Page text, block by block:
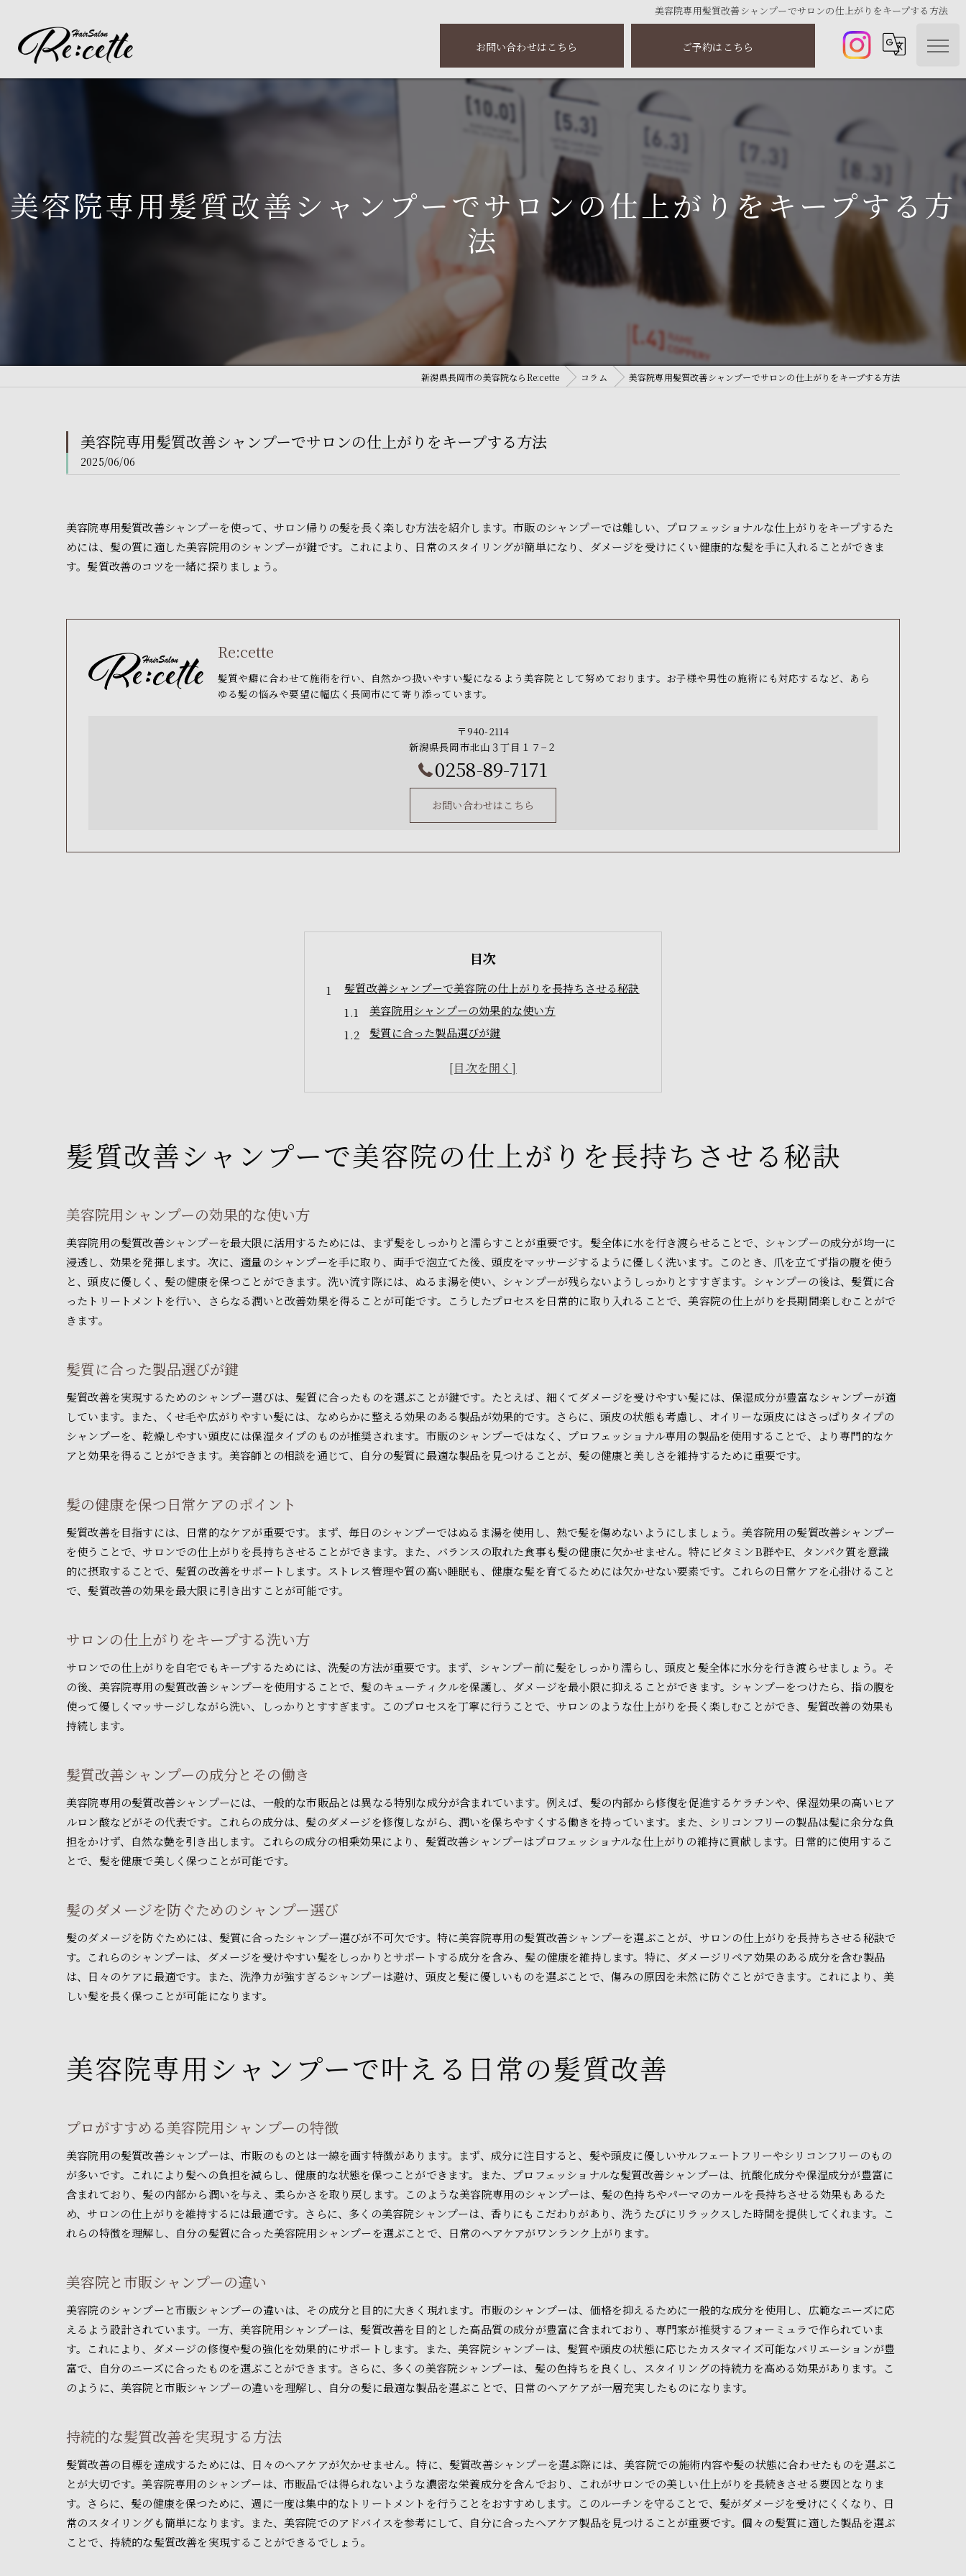
美容院専用髪質改善シャンプーでサロンの仕上がりをキープする方法
お問い合わせはこちら ご予約はこちら
美容院専用髪質改善シャンプーでサロンの仕上がりをキープする方
法
新潟県長岡市の美容院ならRe:cette コラム 美容院専用髪質改善シャンプーでサロンの仕上がりをキープする方法
美容院専用髪質改善シャンプーでサロンの仕上がりをキープする方法
2025/06/06
美容院専用髪質改善シャンプーを使って、サロン帰りの髪を長く楽しむ方法を紹介します。市販のシャンプーでは難しい、プロフェッショナルな仕上がりをキープするた
めには、髪の質に適した美容院用のシャンプーが鍵です。これにより、日常のスタイリングが簡単になり、ダメージを受けにくい健康的な髪を手に入れることができま
す。髪質改善のコツを一緒に探りましょう。
Re:cette
髪質や癖に合わせて施術を行い、自然かつ扱いやすい髪になるよう美容院として努めております。お子様や男性の施術にも対応するなど、あら
ゆる髪の悩みや要望に幅広く長岡市にて寄り添っています。
〒940-2114
新潟県長岡市北山３丁目１７−２
0258-89-7171
お問い合わせはこちら
目次
髪質改善シャンプーで美容院の仕上がりを長持ちさせる秘訣
美容院用シャンプーの効果的な使い方
髪質に合った製品選びが鍵
サロンの仕上がりをキープする洗い方
美容院専用シャンプーで叶える日常の髪質改善
プロがすすめる美容院用シャンプーの特徴
使用頻度と効果的なタイミング
美容院の仕上がりを自宅で再現するために
髪質改善シャンプーでプロの仕上がりを自宅でも再現
シャンプーとトリートメントの組み合わせ
自宅ケアでサロン級の仕上がりを目指す
シャンプー後のヘアケアが鍵
美容院専用の髪質改善シャンプーがもたらす健康的な髪とは
美容院用シャンプーの持続効果
髪の強さとツヤを保つために
美容院用シャンプーがもたらすスタイリングの持続力
髪のまとまりとスタイルの保持力
髪質別おすすめシャンプー一覧
プロが選ぶシャンプーの基準
美容院でのケアを持続させるためのテクニック
髪質改善シャンプーが叶える自宅ケア
日常的なヘアケアで美髪を保つために
髪質改善を効果的にする美容院専用シャンプーの使い方
効果的な洗い方で髪質改善を促進
美容院用シャンプーの正しい選び方
髪に優しいシャンプーを活用したケア
髪質改善シャンプーで美容院の仕上がりを長持ちさせる秘訣
美容院用シャンプーの効果的な使い方
美容院用の髪質改善シャンプーを最大限に活用するためには、まず髪をしっかりと濡らすことが重要です。髪全体に水を行き渡らせることで、シャンプーの成分が均一に
浸透し、効果を発揮します。次に、適量のシャンプーを手に取り、両手で泡立てた後、頭皮をマッサージするように優しく洗います。このとき、爪を立てず指の腹を使う
と、頭皮に優しく、髪の健康を保つことができます。洗い流す際には、ぬるま湯を使い、シャンプーが残らないようしっかりとすすぎます。シャンプーの後は、髪質に合
ったトリートメントを行い、さらなる潤いと改善効果を得ることが可能です。こうしたプロセスを日常的に取り入れることで、美容院の仕上がりを長期間楽しむことがで
きます。
髪質に合った製品選びが鍵
髪質改善を実現するためのシャンプー選びは、髪質に合ったものを選ぶことが鍵です。たとえば、細くてダメージを受けやすい髪には、保湿成分が豊富なシャンプーが適
しています。また、くせ毛や広がりやすい髪には、なめらかに整える効果のある製品が効果的です。さらに、頭皮の状態も考慮し、オイリーな頭皮にはさっぱりタイプの
シャンプーを、乾燥しやすい頭皮には保湿タイプのものが推奨されます。市販のシャンプーではなく、プロフェッショナル専用の製品を使用することで、より専門的なケ
アと効果を得ることができます。美容師との相談を通じて、自分の髪質に最適な製品を見つけることが、髪の健康と美しさを維持するために重要です。
髪の健康を保つ日常ケアのポイント
髪質改善を目指すには、日常的なケアが重要です。まず、毎日のシャンプーではぬるま湯を使用し、熱で髪を傷めないようにしましょう。美容院用の髪質改善シャンプー
を使うことで、サロンでの仕上がりを長持ちさせることができます。また、バランスの取れた食事も髪の健康に欠かせません。特にビタミンB群やE、タンパク質を意識
的に摂取することで、髪質の改善をサポートします。ストレス管理や質の高い睡眠も、健康な髪を育てるためには欠かせない要素です。これらの日常ケアを心掛けること
で、髪質改善の効果を最大限に引き出すことが可能です。
サロンの仕上がりをキープする洗い方
サロンでの仕上がりを自宅でもキープするためには、洗髪の方法が重要です。まず、シャンプー前に髪をしっかり濡らし、頭皮と髪全体に水分を行き渡らせましょう。そ
の後、美容院専用の髪質改善シャンプーを使用することで、髪のキューティクルを保護し、ダメージを最小限に抑えることができます。シャンプーをつけたら、指の腹を
使って優しくマッサージしながら洗い、しっかりとすすぎます。このプロセスを丁寧に行うことで、サロンのような仕上がりを長く楽しむことができ、髪質改善の効果も
持続します。
髪質改善シャンプーの成分とその働き
美容院専用の髪質改善シャンプーには、一般的な市販品とは異なる特別な成分が含まれています。例えば、髪の内部から修復を促進するケラチンや、保湿効果の高いヒア
ルロン酸などがその代表です。これらの成分は、髪のダメージを修復しながら、潤いを保ちやすくする働きを持っています。また、シリコンフリーの製品は髪に余分な負
担をかけず、自然な艶を引き出します。これらの成分の相乗効果により、髪質改善シャンプーはプロフェッショナルな仕上がりの維持に貢献します。日常的に使用するこ
とで、髪を健康で美しく保つことが可能です。
髪のダメージを防ぐためのシャンプー選び
髪のダメージを防ぐためには、髪質に合ったシャンプー選びが不可欠です。特に美容院専用の髪質改善シャンプーを選ぶことが、サロンの仕上がりを長持ちさせる秘訣で
す。これらのシャンプーは、ダメージを受けやすい髪をしっかりとサポートする成分を含み、髪の健康を維持します。特に、ダメージリペア効果のある成分を含む製品
は、日々のケアに最適です。また、洗浄力が強すぎるシャンプーは避け、頭皮と髪に優しいものを選ぶことで、傷みの原因を未然に防ぐことができます。これにより、美
しい髪を長く保つことが可能になります。
美容院専用シャンプーで叶える日常の髪質改善
プロがすすめる美容院用シャンプーの特徴
美容院用の髪質改善シャンプーは、市販のものとは一線を画す特徴があります。まず、成分に注目すると、髪や頭皮に優しいサルフェートフリーやシリコンフリーのもの
が多いです。これにより髪への負担を減らし、健康的な状態を保つことができます。また、プロフェッショナルな髪質改善シャンプーは、抗酸化成分や保湿成分が豊富に
含まれており、髪の内部から潤いを与え、柔らかさを取り戻します。このような美容院専用のシャンプーは、髪の色持ちやパーマのカールを長持ちさせる効果もあるた
め、サロンの仕上がりを維持するには最適です。さらに、多くの美容院シャンプーは、香りにもこだわりがあり、洗うたびにリラックスした時間を提供してくれます。こ
れらの特徴を理解し、自分の髪質に合った美容院用シャンプーを選ぶことで、日常のヘアケアがワンランク上がります。
美容院と市販シャンプーの違い
美容院のシャンプーと市販シャンプーの違いは、その成分と目的に大きく現れます。市販のシャンプーは、価格を抑えるために一般的な成分を使用し、広範なニーズに応
えるよう設計されています。一方、美容院用シャンプーは、髪質改善を目的とした高品質の成分が豊富に含まれており、専門家が推奨するフォーミュラで作られていま
す。これにより、ダメージの修復や髪の強化を効果的にサポートします。また、美容院シャンプーは、髪質や頭皮の状態に応じたカスタマイズ可能なバリエーションが豊
富で、自分のニーズに合ったものを選ぶことができます。さらに、多くの美容院シャンプーは、髪の色持ちを良くし、スタイリングの持続力を高める効果があります。こ
のように、美容院と市販シャンプーの違いを理解し、自分の髪に最適な製品を選ぶことで、日常のヘアケアが一層充実したものになります。
持続的な髪質改善を実現する方法
髪質改善の目標を達成するためには、日々のヘアケアが欠かせません。特に、髪質改善シャンプーを選ぶ際には、美容院での施術内容や髪の状態に合わせたものを選ぶこ
とが大切です。美容院専用のシャンプーは、市販品では得られないような濃密な栄養成分を含んでおり、これがサロンでの美しい仕上がりを長続きさせる要因となりま
す。さらに、髪の健康を保つために、週に一度は集中的なトリートメントを行うことをおすすめします。このルーチンを守ることで、髪がダメージを受けにくくなり、日
常のスタイリングも簡単になります。また、美容院でのアドバイスを参考にして、自分に合ったヘアケア製品を見つけることが重要です。個々の髪質に適した製品を選ぶ
ことで、持続的な髪質改善を実現することができるでしょう。
ご予約はこちら
ご予約はこちら